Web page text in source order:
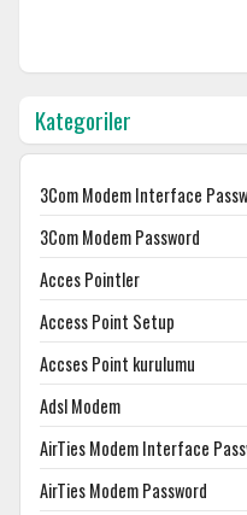
Kategoriler
3Com Modem Interface
3Com Modem Password
Acces Pointler
Access Point Setup
Accses Point kurulumu
Adsl Modem
AirTies Modem Interface
AirTies Modem Password